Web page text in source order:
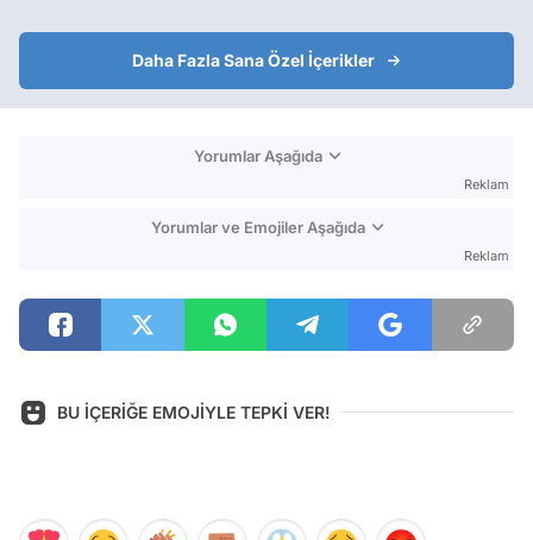
Daha Fazla Sana Özel İçerikler
Yorumlar Aşağıda
Reklam
Yorumlar ve Emojiler Aşağıda
Reklam
BU İÇERİĞE EMOJİYLE TEPKİ VER!